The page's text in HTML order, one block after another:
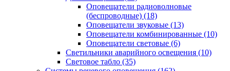
Оповещатели радиоволновые
(беспроводные) (18)
Оповещатели звуковые (13)
Оповещатели комбинированные (10)
Оповещатели световые (6)
Светильники аварийного освещения (10)
Световое табло (35)